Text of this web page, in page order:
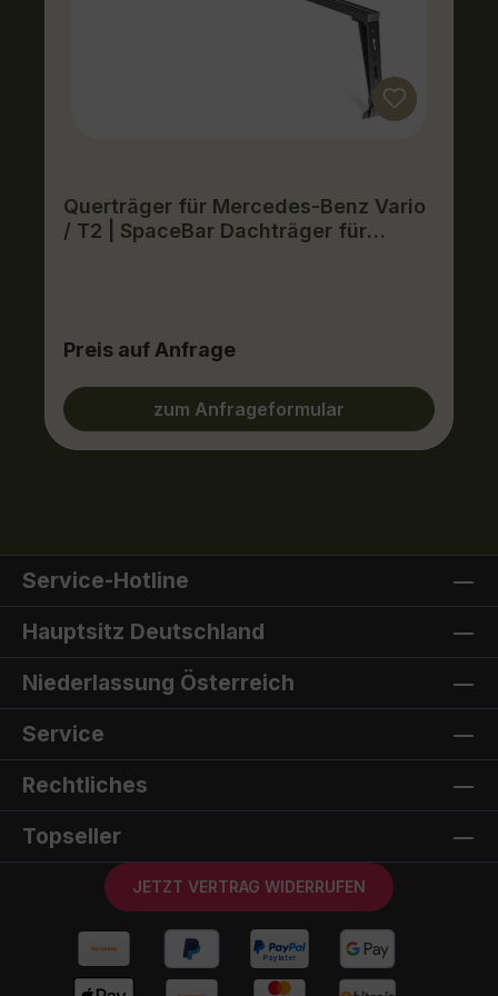
Querträger für Mercedes-Benz Vario
/ T2 | SpaceBar Dachträger für
Preis auf Anfrage
zum Anfrageformular
Service-Hotline
Hauptsitz Deutschland
Niederlassung Österreich
Service
Rechtliches
Topseller
JETZT VERTRAG WIDERRUFEN